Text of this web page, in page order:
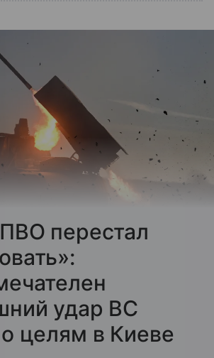
перестал
удар ВС
целям в Киеве